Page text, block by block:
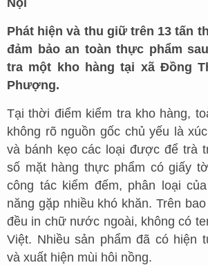
Nội
Phát hiện và thu giữ trên 13 tấn
đảm bảo an toàn thực phẩm
tra một kho hàng tại xã Đồng
Phượng.
Tại thời điểm kiểm tra kho hàng,
không rõ nguồn gốc chủ yếu là
và bánh kẹo các loại được để trà
số mặt hàng thực phẩm có giấy
công tác kiểm đếm, phân loại
năng gặp nhiều khó khăn. Trên
đều in chữ nước ngoài, không có
Việt. Nhiều sản phẩm đã có hiện
và xuất hiện mùi hôi nồng.